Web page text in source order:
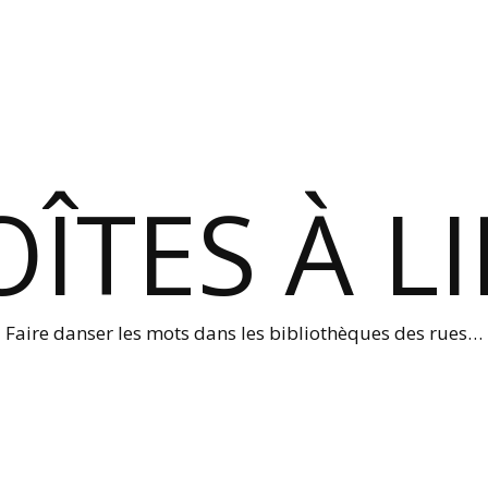
À
Faire danser les mots dans les bibliothèques des rues…